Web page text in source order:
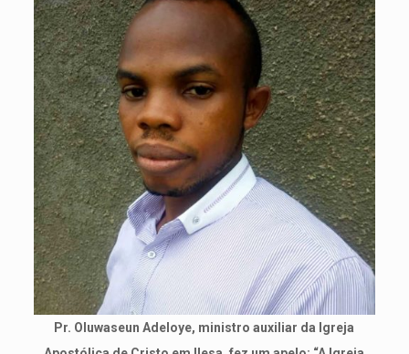
Pr. Oluwaseun Adeloye, ministro auxiliar da Igreja